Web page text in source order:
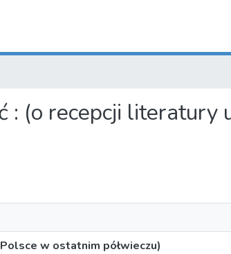
: (o recepcji literatury
w ostatnim półwieczu)